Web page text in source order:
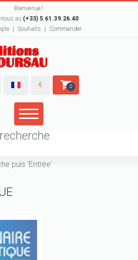
Bienvenue !
au (+33) 5.61.39.26.40
Souhaits Commander
€ 0